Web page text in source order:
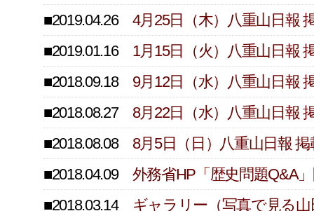
■2019.04.26 4月25日（木）八重山日報
■2019.01.16 1月15日（火）八重山日報
■2018.09.18 9月12日（水）八重山日報
■2018.08.27 8月22日（水）八重山日報
■2018.08.08 8月5日（日）八重山日報
■2018.04.09 外務省HP「歴史問題Q&A
■2018.03.14 ギャラリー（写真で見る